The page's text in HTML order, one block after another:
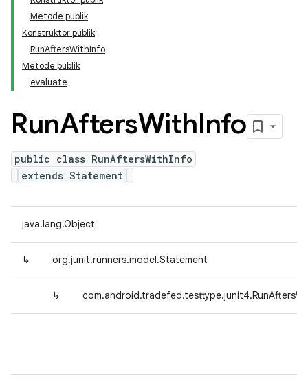
Metode publik
Konstruktor publik
RunAftersWithInfo
Metode publik
evaluate
RunAftersWithInfo
public class RunAftersWithInfo
extends Statement
java.lang.Object
↳ org.junit.runners.model.Statement
↳